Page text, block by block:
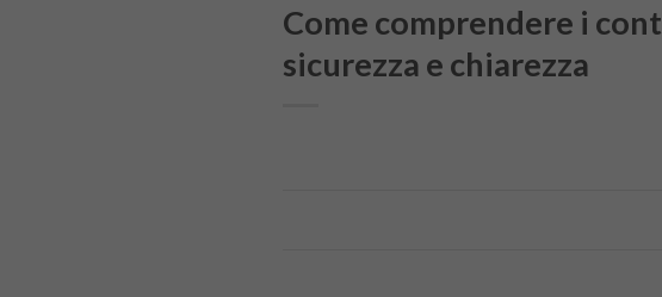
Come comprendere i
sicurezza e chiarezza